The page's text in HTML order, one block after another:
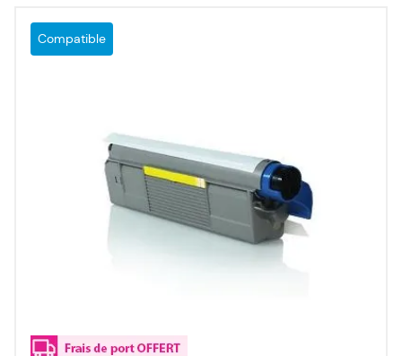
Compatible